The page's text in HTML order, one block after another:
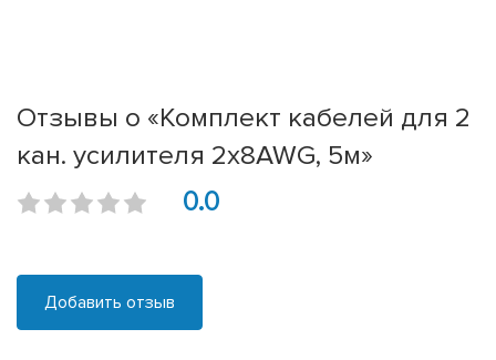
Отзывы о «Комплект кабелей для 2
кан. усилителя 2х8AWG, 5м»
0.0
Добавить отзыв